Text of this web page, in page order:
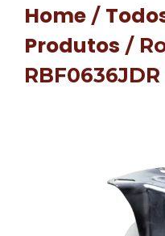
Home /
Produtos /